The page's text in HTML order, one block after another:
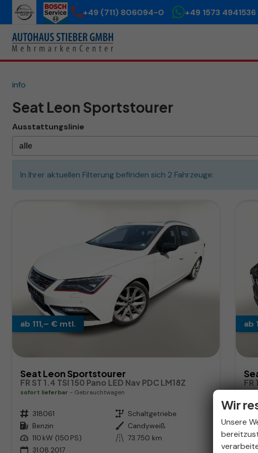
+49 (711) 806094-0 +49 1573 4941536
info
Seat Leon Sportstourer
Ausstattungslinie
In Ihrer aktuellen Filterung befinden sich 2 Fahrzeuge:
ab 111,– € mtl.
Seat Leon Sportstourer
FR ST 1.4 TSI 150 Pano LED Nav PDC LM18Z
sofort lieferbar Gebrauchtwagen
Fahrzeugnr. 318061 Getriebe Schaltgetriebe
Kraftstoff Benzin Außenfarbe Candyweiß
Leistung 110 kW (150 PS) Kilometerstand 73.750 km
31.08.2017
ab
FR
Kraftstoff
Leistung
Wir
Unsere